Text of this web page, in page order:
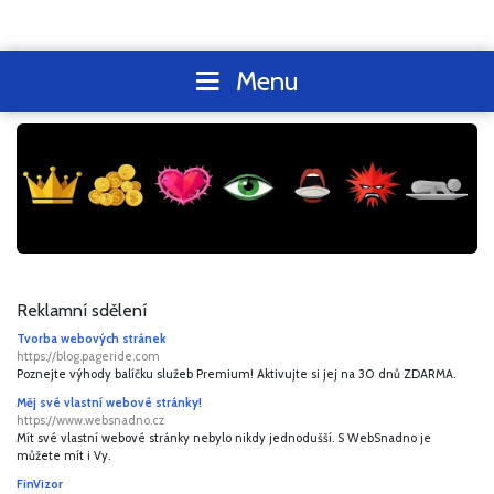
Menu
Reklamní sdělení
Tvorba webových stránek
https://blog.pageride.com
Poznejte výhody balíčku služeb Premium! Aktivujte si jej na 30 dnů ZDARMA.
Měj své vlastní webové stránky!
https://www.websnadno.cz
Mít své vlastní webové stránky nebylo nikdy jednodušší. S WebSnadno je
můžete mít i Vy.
FinVizor